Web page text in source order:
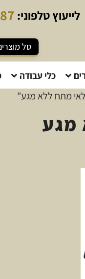
לייעוץטלפוני: 87
סל
כלי עבודה
מתח ללא מגע”
מגע